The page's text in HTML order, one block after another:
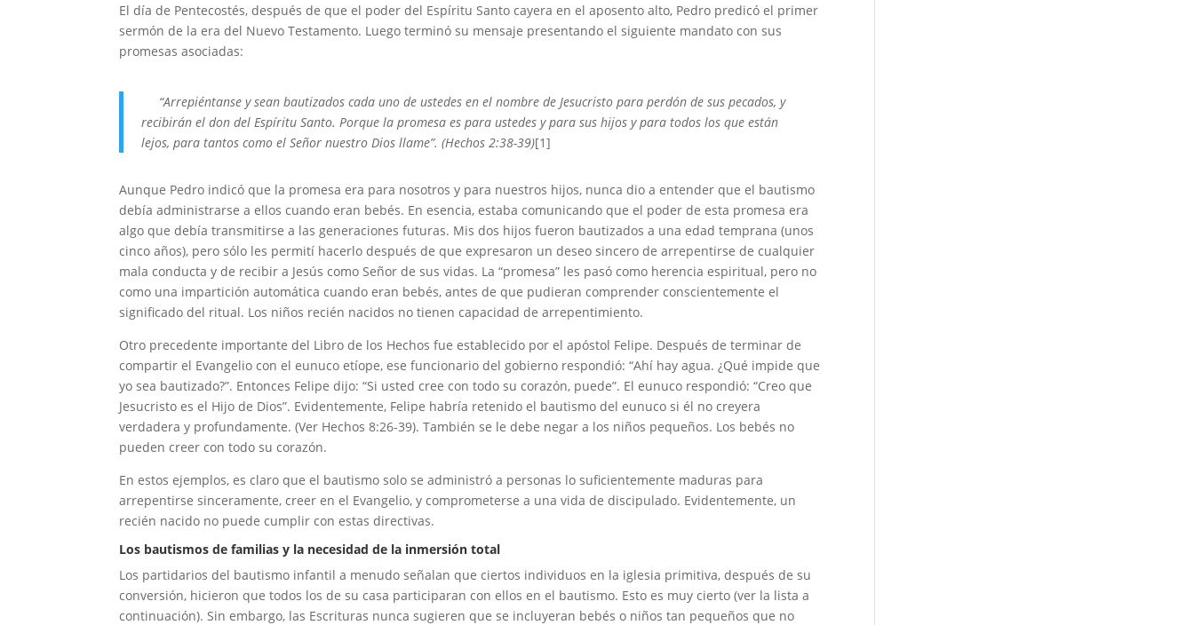
El día de Pentecostés, después de que el poder del Espíritu Santo cayera en el aposento alto, Pedro predicó el primer
sermón de la era del Nuevo Testamento. Luego terminó su mensaje presentando el siguiente mandato con sus
promesas asociadas:
“Arrepiéntanse y sean bautizados cada uno de ustedes en el nombre de Jesucristo para perdón de sus pecados, y
recibirán el don del Espíritu Santo. Porque la promesa es para ustedes y para sus hijos y para todos los que están
lejos, para tantos como el Señor nuestro Dios llame”. (Hechos 2:38-39)[1]
Aunque Pedro indicó que la promesa era para nosotros y para nuestros hijos, nunca dio a entender que el bautismo
debía administrarse a ellos cuando eran bebés. En esencia, estaba comunicando que el poder de esta promesa era
algo que debía transmitirse a las generaciones futuras. Mis dos hijos fueron bautizados a una edad temprana (unos
cinco años), pero sólo les permití hacerlo después de que expresaron un deseo sincero de arrepentirse de cualquier
mala conducta y de recibir a Jesús como Señor de sus vidas. La “promesa” les pasó como herencia espiritual, pero no
como una impartición automática cuando eran bebés, antes de que pudieran comprender conscientemente el
significado del ritual. Los niños recién nacidos no tienen capacidad de arrepentimiento.
Otro precedente importante del Libro de los Hechos fue establecido por el apóstol Felipe. Después de terminar de
compartir el Evangelio con el eunuco etíope, ese funcionario del gobierno respondió: “Ahí hay agua. ¿Qué impide que
yo sea bautizado?”. Entonces Felipe dijo: “Si usted cree con todo su corazón, puede”. El eunuco respondió: “Creo que
Jesucristo es el Hijo de Dios”. Evidentemente, Felipe habría retenido el bautismo del eunuco si él no creyera
verdadera y profundamente. (Ver Hechos 8:26-39). También se le debe negar a los niños pequeños. Los bebés no
pueden creer con todo su corazón.
En estos ejemplos, es claro que el bautismo solo se administró a personas lo suficientemente maduras para
arrepentirse sinceramente, creer en el Evangelio, y comprometerse a una vida de discipulado. Evidentemente, un
recién nacido no puede cumplir con estas directivas.
Los bautismos de familias y la necesidad de la inmersión total
Los partidarios del bautismo infantil a menudo señalan que ciertos individuos en la iglesia primitiva, después de su
conversión, hicieron que todos los de su casa participaran con ellos en el bautismo. Esto es muy cierto (ver la lista a
continuación). Sin embargo, las Escrituras nunca sugieren que se incluyeran bebés o niños tan pequeños que no